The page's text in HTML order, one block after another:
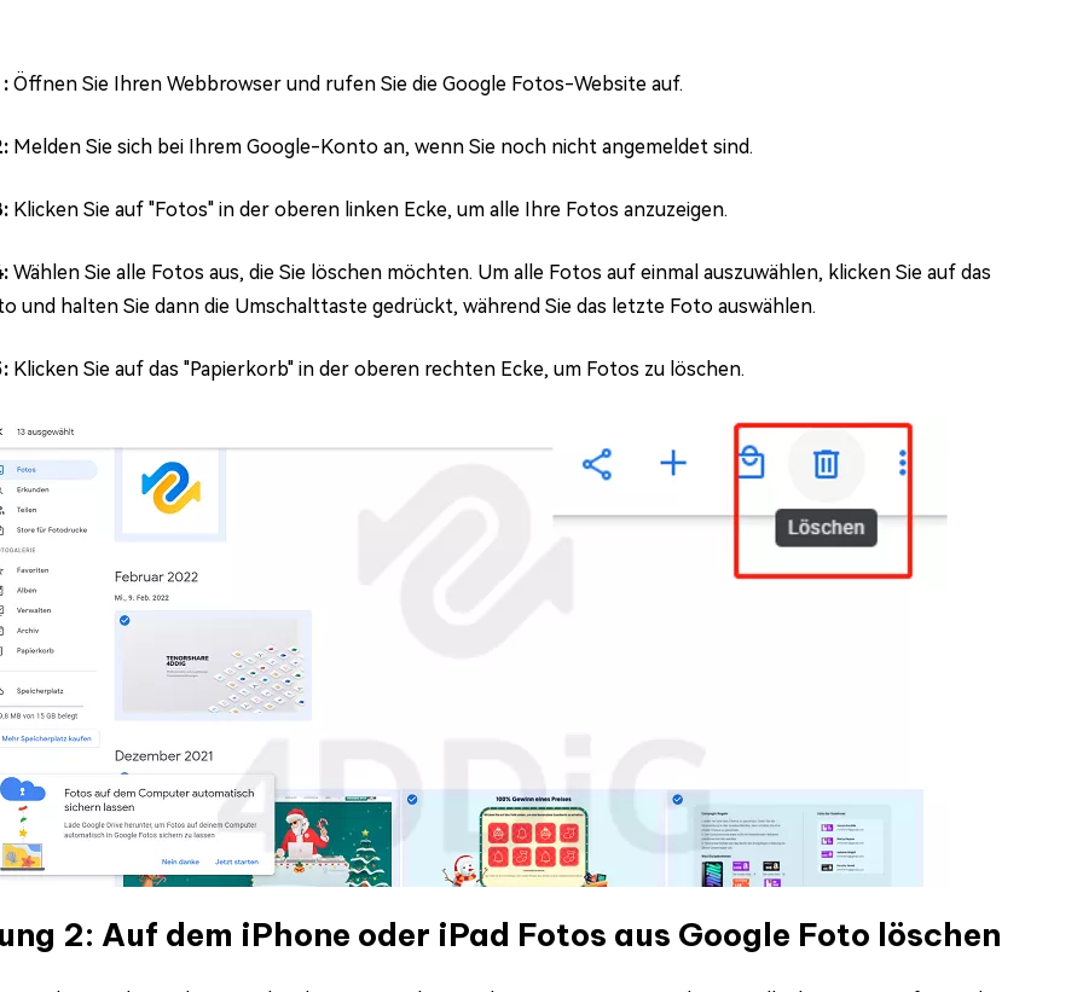
Öffnen Sie Ihren Webbrowser und rufen Sie die Google Fotos-Website auf.
Melden Sie sich bei Ihrem Google-Konto an, wenn Sie noch nicht angemeldet sind.
Klicken Sie auf "Fotos" in der oberen linken Ecke, um alle Ihre Fotos anzuzeigen.
Wählen Sie alle Fotos aus, die Sie löschen möchten. Um alle Fotos auf einmal auszuwählen, klicken Sie auf das
und halten Sie dann die Umschalttaste gedrückt, während Sie das letzte Foto auswählen.
Klicken Sie auf das "Papierkorb" in der oberen rechten Ecke, um Fotos zu löschen.
2: Auf dem iPhone oder iPad Fotos aus Google Foto löschen